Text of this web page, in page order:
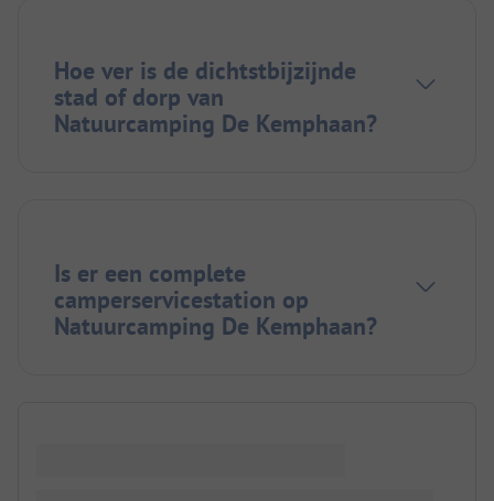
Hoe ver is de dichtstbijzijnde
stad of dorp van
Natuurcamping De Kemphaan?
Is er een complete
camperservicestation op
Natuurcamping De Kemphaan?